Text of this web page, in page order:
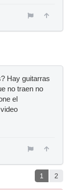
Hay guitarras
no traen no
el
1 2